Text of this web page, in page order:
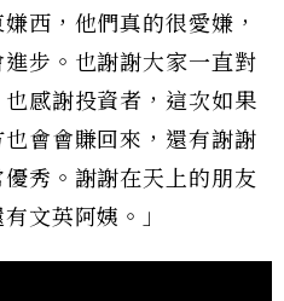
西，他們真的很愛嫌，
步。也謝謝大家一直對
感謝投資者，這次如果
會會賺回來，還有謝謝
秀。謝謝在天上的朋友
文英阿姨。」